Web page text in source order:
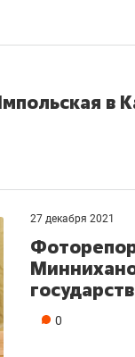
в
27 декабря 2021
0